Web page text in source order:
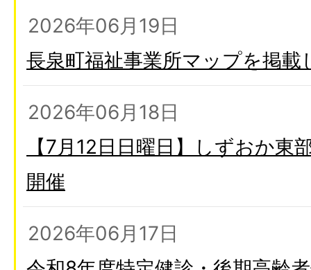
2026年06月19日
長泉町福祉事業所マップを掲載
2026年06月18日
【7月12日日曜日】しずおか東
開催
2026年06月17日